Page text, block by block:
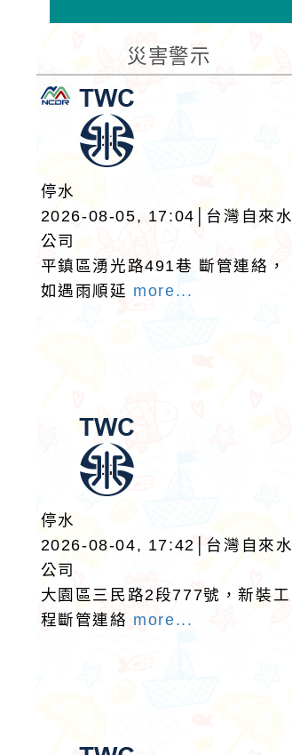
災害警示
停水
2026-08-05, 17:04│台灣自來水
公司
平鎮區湧光路491巷 斷管連絡，
如遇雨順延 more...
停水
2026-08-04, 17:42│台灣自來水
公司
大園區三民路2段777號，新裝工
程斷管連絡 more...